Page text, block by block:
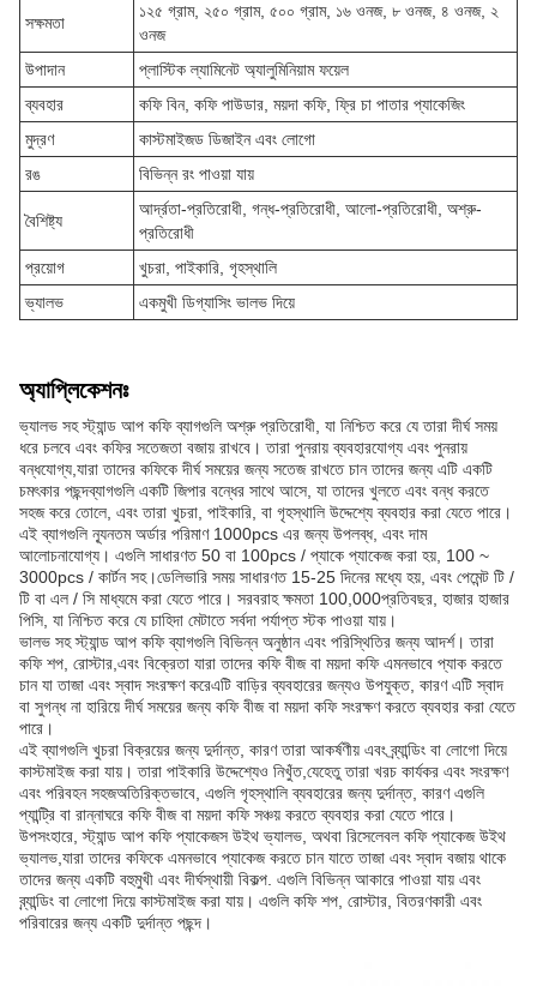
সক্ষমতা
১২৫ গ্রাম, ২৫০ গ্রাম, ৫০০ গ্রাম, ১৬ ওনজ, ৮ ওনজ, ৪ ওনজ, ২
ওনজ
উপাদান
প্লাস্টিক ল্যামিনেট অ্যালুমিনিয়াম ফয়েল
ব্যবহার
কফি বিন, কফি পাউডার, ময়দা কফি, ফ্রি চা পাতার প্যাকেজিং
মুদ্রণ
কাস্টমাইজড ডিজাইন এবং লোগো
রঙ
বিভিন্ন রং পাওয়া যায়
বৈশিষ্ট্য
আর্দ্রতা-প্রতিরোধী, গন্ধ-প্রতিরোধী, আলো-প্রতিরোধী, অশ্রু-
প্রতিরোধী
প্রয়োগ
খুচরা, পাইকারি, গৃহস্থালি
ভ্যালভ
একমুখী ডিগ্যাসিং ভালভ দিয়ে
অ্যাপ্লিকেশনঃ
ভ্যালভ সহ স্ট্যান্ড আপ কফি ব্যাগগুলি অশ্রু প্রতিরোধী, যা নিশ্চিত করে যে তারা দীর্ঘ সময়
ধরে চলবে এবং কফির সতেজতা বজায় রাখবে। তারা পুনরায় ব্যবহারযোগ্য এবং পুনরায়
বন্ধযোগ্য,যারা তাদের কফিকে দীর্ঘ সময়ের জন্য সতেজ রাখতে চান তাদের জন্য এটি একটি
চমৎকার পছন্দব্যাগগুলি একটি জিপার বন্ধের সাথে আসে, যা তাদের খুলতে এবং বন্ধ করতে
সহজ করে তোলে, এবং তারা খুচরা, পাইকারি, বা গৃহস্থালি উদ্দেশ্যে ব্যবহার করা যেতে পারে।
এই ব্যাগগুলি ন্যূনতম অর্ডার পরিমাণ 1000pcs এর জন্য উপলব্ধ, এবং দাম
আলোচনাযোগ্য। এগুলি সাধারণত 50 বা 100pcs / প্যাকে প্যাকেজ করা হয়, 100 ~
3000pcs / কার্টন সহ।ডেলিভারি সময় সাধারণত 15-25 দিনের মধ্যে হয়, এবং পেমেন্ট টি /
টি বা এল / সি মাধ্যমে করা যেতে পারে। সরবরাহ ক্ষমতা 100,000প্রতিবছর, হাজার হাজার
পিসি, যা নিশ্চিত করে যে চাহিদা মেটাতে সর্বদা পর্যাপ্ত স্টক পাওয়া যায়।
ভালভ সহ স্ট্যান্ড আপ কফি ব্যাগগুলি বিভিন্ন অনুষ্ঠান এবং পরিস্থিতির জন্য আদর্শ। তারা
কফি শপ, রোস্টার,এবং বিক্রেতা যারা তাদের কফি বীজ বা ময়দা কফি এমনভাবে প্যাক করতে
চান যা তাজা এবং স্বাদ সংরক্ষণ করেএটি বাড়ির ব্যবহারের জন্যও উপযুক্ত, কারণ এটি স্বাদ
বা সুগন্ধ না হারিয়ে দীর্ঘ সময়ের জন্য কফি বীজ বা ময়দা কফি সংরক্ষণ করতে ব্যবহার করা যেতে
পারে।
এই ব্যাগগুলি খুচরা বিক্রয়ের জন্য দুর্দান্ত, কারণ তারা আকর্ষণীয় এবং ব্র্যান্ডিং বা লোগো দিয়ে
কাস্টমাইজ করা যায়। তারা পাইকারি উদ্দেশ্যেও নিখুঁত,যেহেতু তারা খরচ কার্যকর এবং সংরক্ষণ
এবং পরিবহন সহজঅতিরিক্তভাবে, এগুলি গৃহস্থালি ব্যবহারের জন্য দুর্দান্ত, কারণ এগুলি
প্যান্ট্রি বা রান্নাঘরে কফি বীজ বা ময়দা কফি সঞ্চয় করতে ব্যবহার করা যেতে পারে।
উপসংহারে, স্ট্যান্ড আপ কফি প্যাকেজস উইথ ভ্যালভ, অথবা রিসেলেবল কফি প্যাকেজ উইথ
ভ্যালভ,যারা তাদের কফিকে এমনভাবে প্যাকেজ করতে চান যাতে তাজা এবং স্বাদ বজায় থাকে
তাদের জন্য একটি বহুমুখী এবং দীর্ঘস্থায়ী বিকল্প. এগুলি বিভিন্ন আকারে পাওয়া যায় এবং
ব্র্যান্ডিং বা লোগো দিয়ে কাস্টমাইজ করা যায়। এগুলি কফি শপ, রোস্টার, বিতরণকারী এবং
পরিবারের জন্য একটি দুর্দান্ত পছন্দ।